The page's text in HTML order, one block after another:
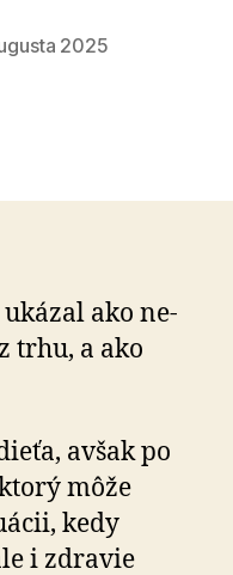
2025
ako ne­
trhu, a ako
avšak po
môže
kedy
i zdravie